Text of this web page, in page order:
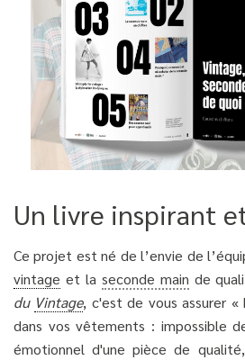
Un livre inspirant
Ce projet est né de l’envie de
vintage et la seconde main de
du Vintage, c'est de vous assurer
dans vos vêtements : impossible
émotionnel d'une pièce de